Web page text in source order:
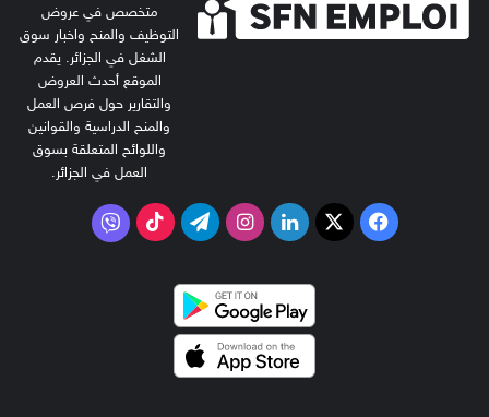
متخصص في عروض
التوظيف والمنح واخبار سوق
الشغل في الجزائر. يقدم
الموقع أحدث العروض
والتقارير حول فرص العمل
والمنح الدراسية والقوانين
واللوائح المتعلقة بسوق
العمل في الجزائر.
فيسبوك
‫X لينكدإنانستقرامتيلقرام‫TikTokفايبر